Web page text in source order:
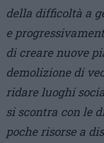
della difficoltà a
e
di creare nuove
demolizione di
ridare luoghi
si scontra con le
poche risorse a